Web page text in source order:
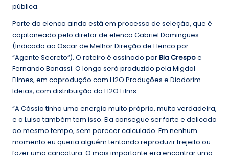
pública.
Parte do elenco ainda está em processo de seleção, que é
capitaneado pelo diretor de elenco Gabriel Domingues
(Indicado ao Oscar de Melhor Direção de Elenco por
“Agente Secreto”). O roteiro é assinado porBia Crespoe
Fernando Bonassi. O longa será produzido pela Migdal
Filmes, em coprodução com H2O Produções e Diadorim
Ideias, com distribuição da H2O Films.
“A Cássia tinha uma energia muito própria, muito verdadeira,
e a Luisa também tem isso. Ela consegue ser forte e delicada
ao mesmo tempo, sem parecer calculado. Em nenhum
momento eu queria alguém tentando reproduzir trejeito ou
fazer uma caricatura. O mais importante era encontrar uma